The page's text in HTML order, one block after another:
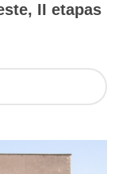
II etapas